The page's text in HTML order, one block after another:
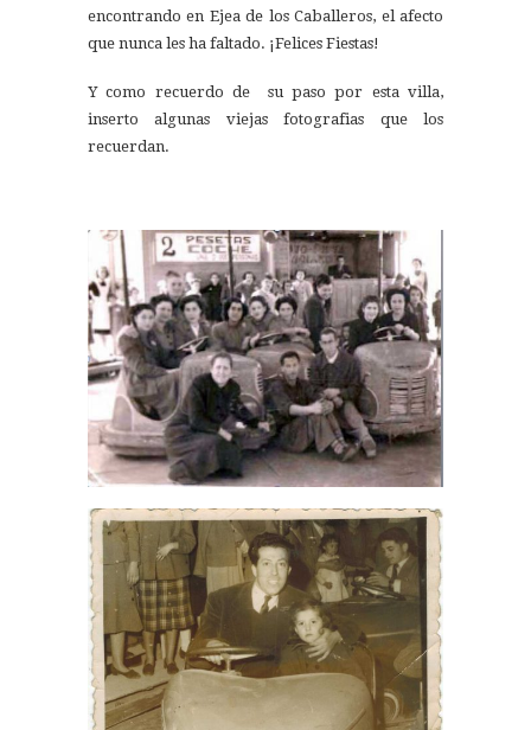
encontrando en Ejea de los Caballeros, el afecto
que nunca les ha faltado. ¡Felices Fiestas!
Y como recuerdo de su paso por esta villa,
inserto algunas viejas fotografias que los
recuerdan.